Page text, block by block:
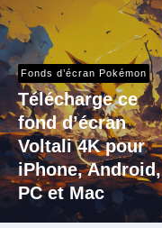
Fonds d’écran Pokémon
Télécharge ce
fond d’écran
Voltali 4K pour
iPhone, Android,
PC et Mac